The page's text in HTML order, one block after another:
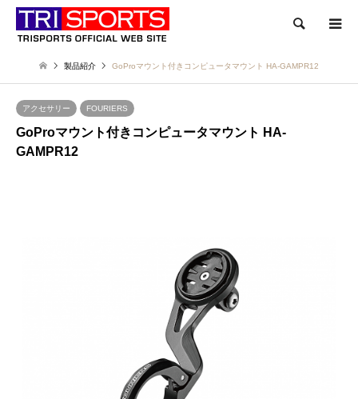
検索
製品紹介 GoProマウント付きコンピュータマウント HA-GAMPR12
アクセサリー FOURIERS
GoProマウント付きコンピュータマウント HA-
GAMPR12